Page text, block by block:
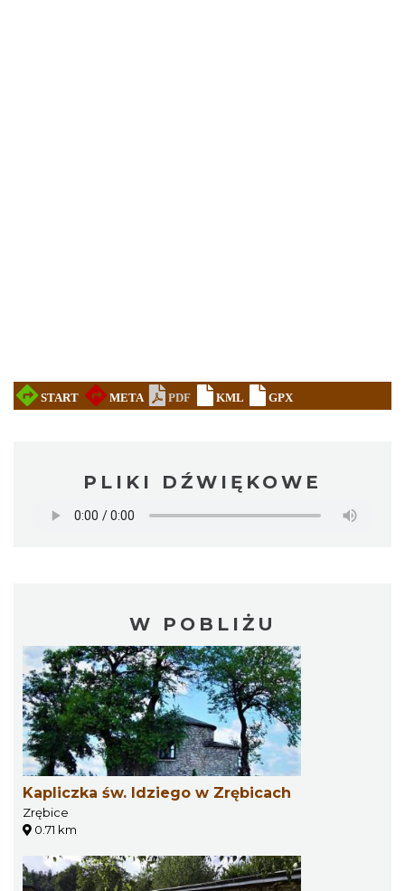
PLIKI DŹWIĘKOWE
W POBLIŻU
Kapliczka św. Idziego w Zrębicach
Zrębice
0.71 km